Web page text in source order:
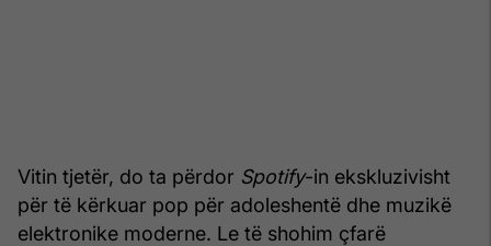
Vitin tjetër, do ta përdor Spotify-in ekskluzivisht
për të kërkuar pop për adoleshentë dhe muzikë
elektronike moderne. Le të shohim çfarë